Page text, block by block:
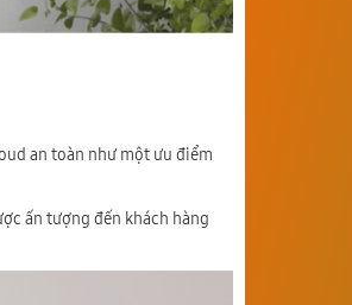
an toàn như một ưu điểm
ấn tượng đến khách hàng